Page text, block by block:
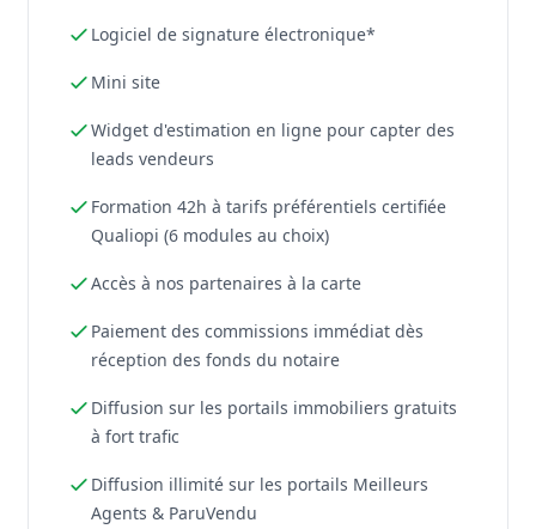
Logiciel de signature électronique*
Mini site
Widget d'estimation en ligne pour capter des
leads vendeurs
Formation 42h à tarifs préférentiels certifiée
Qualiopi (6 modules au choix)
Accès à nos partenaires à la carte
Paiement des commissions immédiat dès
réception des fonds du notaire
Diffusion sur les portails immobiliers gratuits
à fort trafic
Diffusion illimité sur les portails Meilleurs
Agents & ParuVendu